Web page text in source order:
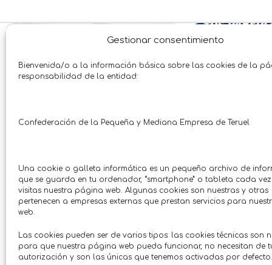
Gestionar consentimiento
Bienvenida/o a la información básica sobre las cookies de la
responsabilidad de la entidad:
Confederación de la Pequeña y Mediana Empresa de Teruel
Una cookie o galleta informática es un pequeño archivo de
que se guarda en tu ordenador, “smartphone” o tableta cada
visitas nuestra página web. Algunas cookies son nuestras y otras
pertenecen a empresas externas que prestan servicios para
web.
Las cookies pueden ser de varios tipos: las cookies técnicas son
para que nuestra página web pueda funcionar, no necesitan de
autorización y son las únicas que tenemos activadas por
Vajilla 12 piezas porcelana
Otros
Mile Jardín-Hogar
Hasta: 17/07/2026
¡Renueva
Hasta: